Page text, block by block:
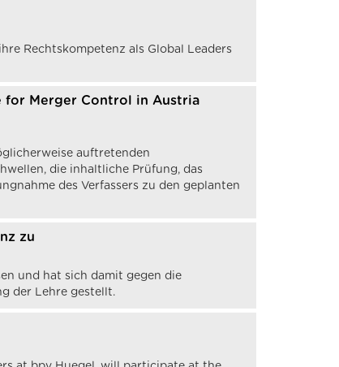
Rechtskompetenz als Global Leaders
for Merger Control in Austria
auftretenden
die inhaltliche Prüfung, das
des Verfassers zu den geplanten
zu
und hat sich damit gegen die
der Lehre gestellt.